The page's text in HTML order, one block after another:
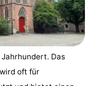
Jahrhundert. Das
oft für